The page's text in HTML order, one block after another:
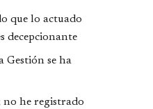
que lo actuado
decepcionante
Gestión se ha
he registrado